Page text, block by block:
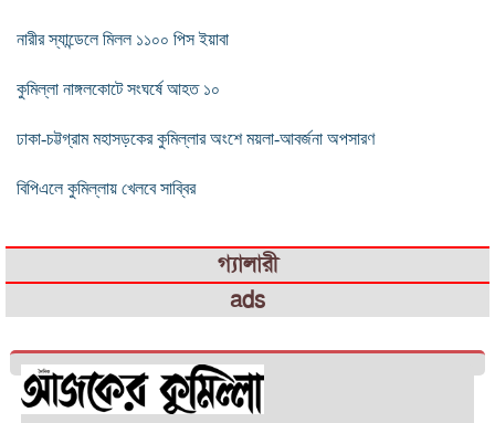
নারীর স্যান্ডেলে মিলল ১১০০ পিস ইয়াবা
কুমিল্লা নাঙ্গলকোটে সংঘর্ষে আহত ১০
ঢাকা-চট্টগ্রাম মহাসড়কের কুমিল্লার অংশে ময়লা-আবর্জনা অপসারণ
বিপিএলে কুমিল্লায় খেলবে সাব্বির
গ্যালারী
ads